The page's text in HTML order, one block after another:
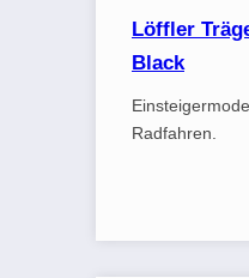
Löffler
Black
Radfahren.